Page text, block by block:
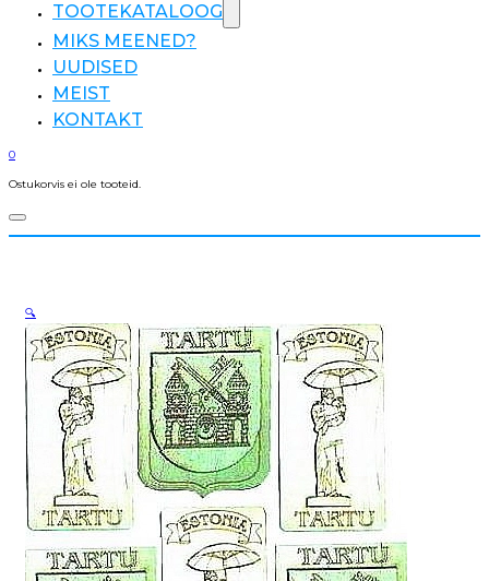
TOOTEKATALOOG
MIKS MEENED?
UUDISED
MEIST
KONTAKT
0
Ostukorvis ei ole tooteid.
🔍